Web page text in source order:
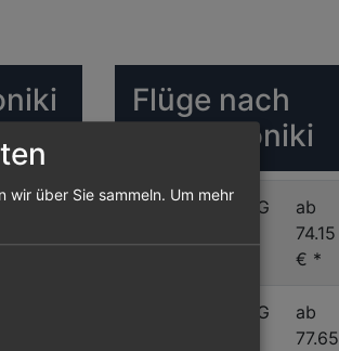
32
Flüge nach
Thessaloniki
MUC SKG
ab
74.15
€ *
SKG
ab
77.65
wir über Sie sammeln. Um mehr